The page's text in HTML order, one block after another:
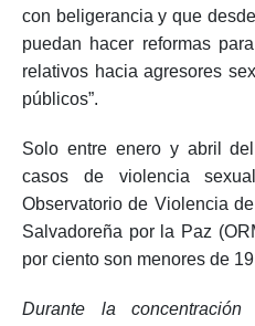
con beligerancia y que
puedan hacer reformas
relativos hacia agresores
públicos”.
Solo entre enero y abril
casos de violencia
Observatorio de Violencia
Salvadoreña por la Paz
por ciento son menores de
Durante la